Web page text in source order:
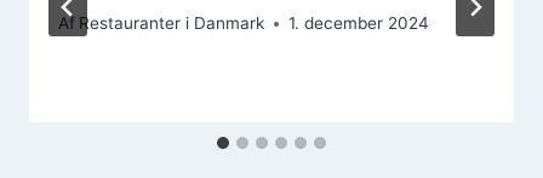
Af Restauranter i Danmark 1. december 2024